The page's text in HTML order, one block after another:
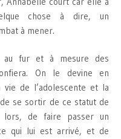
chose à dire, un
à mener.
au fur et à mesure des
On le devine en
de l’adolescente et la
se sortir de ce statut de
lors, de faire passer un
qui lui est arrivé, et de